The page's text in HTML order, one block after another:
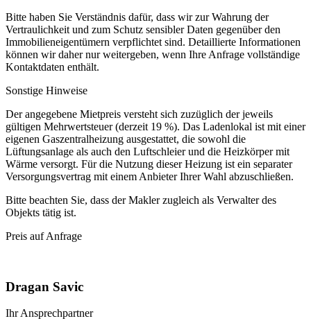
Bitte haben Sie Verständnis dafür, dass wir zur Wahrung der
Vertraulichkeit und zum Schutz sensibler Daten gegenüber den
Immobilieneigentümern verpflichtet sind. Detaillierte Informationen
können wir daher nur weitergeben, wenn Ihre Anfrage vollständige
Kontaktdaten enthält.
Sonstige Hinweise
Der angegebene Mietpreis versteht sich zuzüglich der jeweils
gültigen Mehrwertsteuer (derzeit 19 %). Das Ladenlokal ist mit einer
eigenen Gaszentralheizung ausgestattet, die sowohl die
Lüftungsanlage als auch den Luftschleier und die Heizkörper mit
Wärme versorgt. Für die Nutzung dieser Heizung ist ein separater
Versorgungsvertrag mit einem Anbieter Ihrer Wahl abzuschließen.
Bitte beachten Sie, dass der Makler zugleich als Verwalter des
Objekts tätig ist.
Preis auf Anfrage
Dragan Savic
Ihr Ansprechpartner